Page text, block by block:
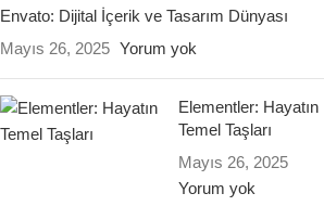
Envato: Dijital İçerik ve Tasarım Dünyası
Mayıs 26, 2025 Yorum yok
Elementler: Hayatın
Temel Taşları
Mayıs 26, 2025
Yorum yok